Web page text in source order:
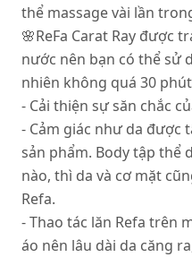
thể massage vài lần
🌸ReFa Carat Ray được
nước nên bạn có thể sử
nhiên không quá 30 phút
- Cải thiện sự săn chắc
- Cảm giác như da được
sản phẩm. Body tập thể
nào, thì da và cơ mặt
Refa.
- Thao tác lăn Refa trên
áo nên lâu dài da căng